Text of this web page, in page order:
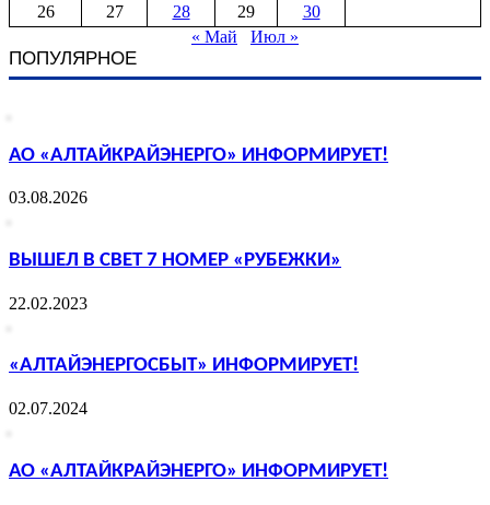
26
27 28 29
30
« Май
Июл »
ПОПУЛЯРНОЕ
АО «АЛТАЙКРАЙЭНЕРГО» ИНФОРМИРУЕТ!
03.08.2026
ВЫШЕЛ В СВЕТ 7 НОМЕР «РУБЕЖКИ»
22.02.2023
«АЛТАЙЭНЕРГОСБЫТ» ИНФОРМИРУЕТ!
02.07.2024
АО «АЛТАЙКРАЙЭНЕРГО» ИНФОРМИРУЕТ!